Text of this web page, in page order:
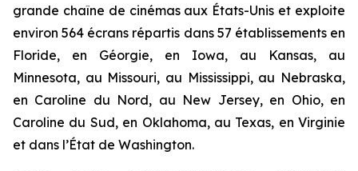
grande chaîne de cinémas aux États-Unis et exploite
environ 564 écrans répartis dans 57 établissements en
Floride, en Géorgie, en Iowa, au Kansas, au
Minnesota, au Missouri, au Mississippi, au Nebraska,
en Caroline du Nord, au New Jersey, en Ohio, en
Caroline du Sud, en Oklahoma, au Texas, en Virginie
et dans l’État de Washington.